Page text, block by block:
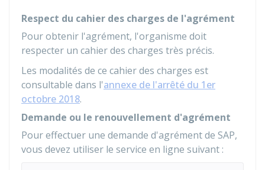
Respect du cahier des charges de l'agrément
Pour obtenir l'agrément, l'organisme doit
respecter un cahier des charges très précis.
Les modalités de ce cahier des charges est
consultable dans l'annexe de l'arrêté du 1er
octobre 2018.
Demande ou le renouvellement d'agrément
Pour effectuer une demande d'agrément de SAP,
vous devez utiliser le service en ligne suivant :